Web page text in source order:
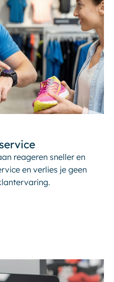
reageren sneller en
en verlies je geen